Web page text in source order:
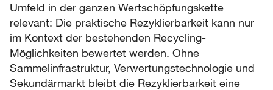
Umfeld in der ganzen Wertschöpfungskette
relevant: Die praktische Rezyklierbarkeit kann nur
im Kontext der bestehenden Recycling-
Möglichkeiten bewertet werden. Ohne
Sammelinfrastruktur, Verwertungstechnologie und
Sekundärmarkt bleibt die Rezyklierbarkeit eine